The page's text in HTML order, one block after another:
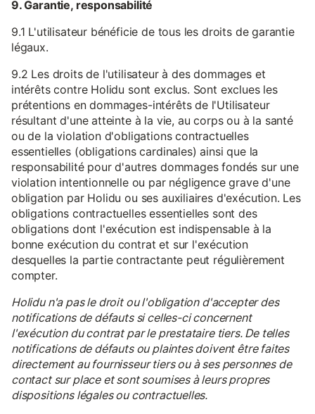
9. Garantie, responsabilité
9.1 L'utilisateur bénéficie de tous les droits de garantie
légaux.
9.2 Les droits de l'utilisateur à des dommages et
intérêts contre Holidu sont exclus. Sont exclues les
prétentions en dommages-intérêts de l'Utilisateur
résultant d'une atteinte à la vie, au corps ou à la santé
ou de la violation d'obligations contractuelles
essentielles (obligations cardinales) ainsi que la
responsabilité pour d'autres dommages fondés sur une
violation intentionnelle ou par négligence grave d'une
obligation par Holidu ou ses auxiliaires d'exécution. Les
obligations contractuelles essentielles sont des
obligations dont l'exécution est indispensable à la
bonne exécution du contrat et sur l'exécution
desquelles la partie contractante peut régulièrement
compter.
Holidu n'a pas le droit ou l'obligation d'accepter des
notifications de défauts si celles-ci concernent
l'exécution du contrat par le prestataire tiers. De telles
notifications de défauts ou plaintes doivent être faites
directement au fournisseur tiers ou à ses personnes de
contact sur place et sont soumises à leurs propres
dispositions légales ou contractuelles.